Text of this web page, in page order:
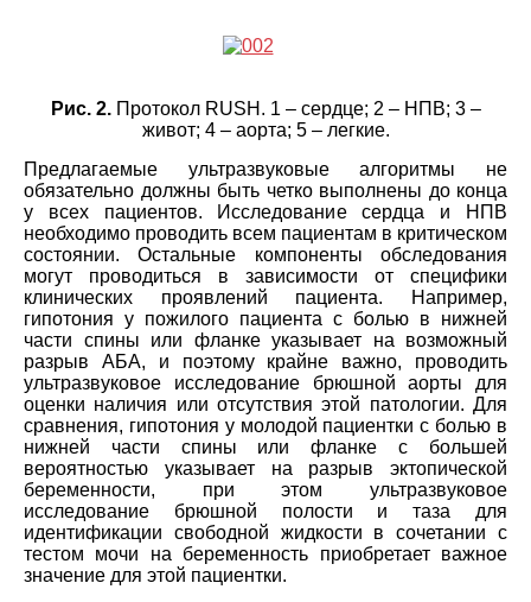
Рис. 2.Протокол RUSH. 1 – сердце; 2 – НПВ; 3 –
живот; 4 – аорта; 5 – легкие.
Предлагаемые ультразвуковые алгоритмы не
обязательно должны быть четко выполнены до конца
у всех пациентов. Исследование сердца и НПВ
необходимо проводить всем пациентам в критическом
состоянии. Остальные компоненты обследования
могут проводиться в зависимости от специфики
клинических проявлений пациента. Например,
гипотония у пожилого пациента с болью в нижней
части спины или фланке указывает на возможный
разрыв АБА, и поэтому крайне важно, проводить
ультразвуковое исследование брюшной аорты для
оценки наличия или отсутствия этой патологии. Для
сравнения, гипотония у молодой пациентки с болью в
нижней части спины или фланке с большей
вероятностью указывает на разрыв эктопической
беременности, при этом ультразвуковое
исследование брюшной полости и таза для
идентификации свободной жидкости в сочетании с
тестом мочи на беременность приобретает важное
значение для этой пациентки.